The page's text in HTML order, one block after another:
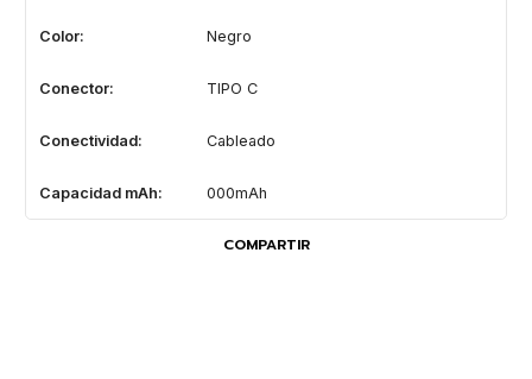
Color: Negro
Conector: TIPO C
Conectividad: Cableado
Capacidad mAh: 000mAh
COMPARTIR